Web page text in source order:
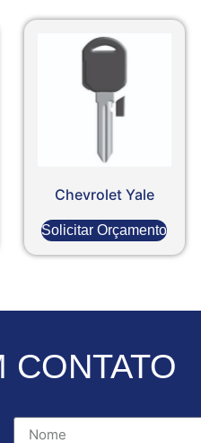
Chevrolet Yale
Solicitar Orçamento
CONTATO